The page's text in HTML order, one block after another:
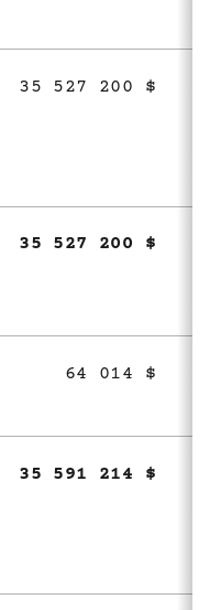
35 527 200 $
35 527 200 $
64 014 $
35 591 214 $